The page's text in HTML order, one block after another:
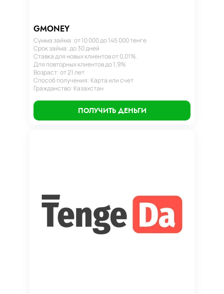
GMONEY
Сумма займа: от 10 000 до 145 000 тенге
Срок займа: до 30 дней
Ставка для новых клиентов от 0,01%.
Для повторных клиентов до 1,9%
Возраст: от 21 лет
Способ получения: Карта или счет
Гражданство: Казахстан
ПОЛУЧИТЬ ДЕНЬГИ